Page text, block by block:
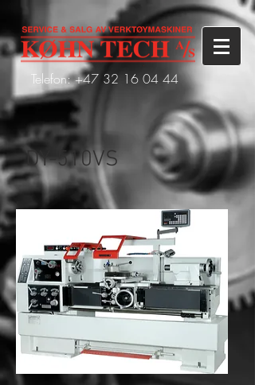
Telefon: +47 32 16 04 44
DY-510VS